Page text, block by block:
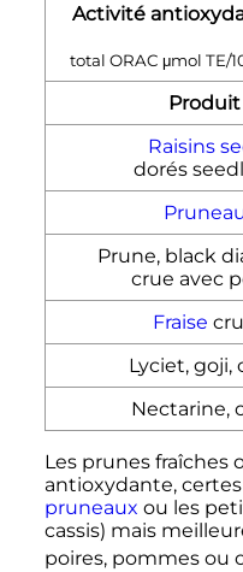
Activité
total ORAC μmol TE/
Produit
Raisins
dorés
Prune, black
crue avec
Fraise
Lyciet, goji,
Nectarine,
Les prunes
antioxydante,
pruneaux ou les
cassis) mais
poires, pommes ou